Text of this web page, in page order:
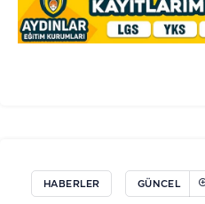
HABERLER GÜNCEL